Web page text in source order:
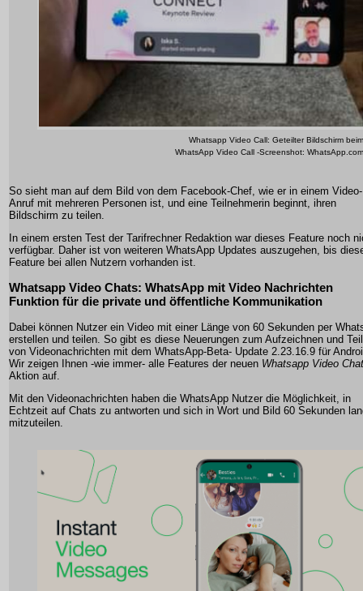
Whatsapp Video Call: Geteilter Bildschirm beim
WhatsApp Video Call -Screenshot: WhatsApp.com
So sieht man auf dem Bild von dem Facebook-Chef, wie er in einem Video-
Anruf mit mehreren Personen ist, und eine Teilnehmerin beginnt, ihren
Bildschirm zu teilen.
In einem ersten Test der Tarifrechner Redaktion war dieses Feature noch
verfügbar. Daher ist von weiteren WhatsApp Updates auszugehen, bis
Feature bei allen Nutzern vorhanden ist.
Whatsapp Video Chats: WhatsApp mit Video Nachrichten
Funktion für die private und öffentliche Kommunikation
Dabei können Nutzer ein Video mit einer Länge von 60 Sekunden per
erstellen und teilen. So gibt es diese Neuerungen zum Aufzeichnen und
von Videonachrichten mit dem WhatsApp-Beta- Update 2.23.16.9 für
Wir zeigen Ihnen -wie immer- alle Features der neuen Whatsapp Video
Aktion auf.
Mit den Videonachrichten haben die WhatsApp Nutzer die Möglichkeit, in
Echtzeit auf Chats zu antworten und sich in Wort und Bild 60 Sekunden
mitzuteilen.